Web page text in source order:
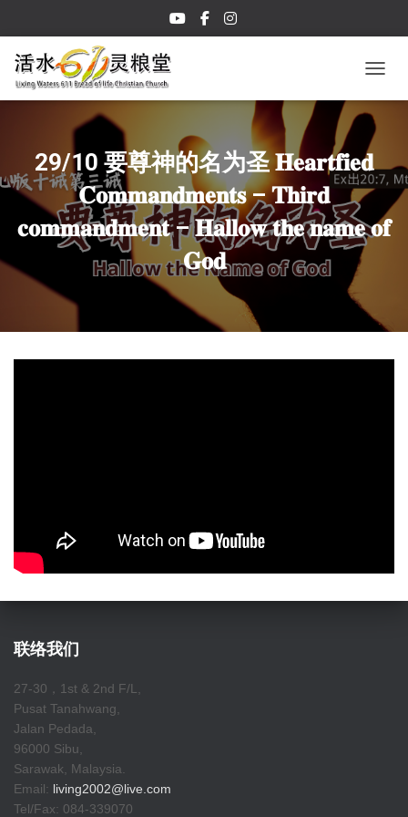
29/10 要尊神的名为圣 𝐇𝐞𝐚𝐫𝐭𝐟𝐢𝐞𝐝
𝐂𝐨𝐦𝐦𝐚𝐧𝐝𝐦𝐞𝐧𝐭𝐬 – 𝐓𝐡𝐢𝐫𝐝
𝐜𝐨𝐦𝐦𝐚𝐧𝐝𝐦𝐞𝐧𝐭 – 𝐇𝐚𝐥𝐥𝐨𝐰 𝐭𝐡𝐞 𝐧𝐚𝐦𝐞 𝐨𝐟
𝐆𝐨𝐝
联络我们
27-30，1st & 2nd F/L,
Pusat Tanahwang,
Jalan Pedada,
96000 Sibu,
Sarawak, Malaysia.
Email: living2002@live.com
Tel/Fax: 084-339070